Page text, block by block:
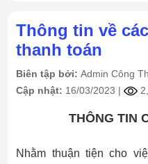
Thông tin về
thanh toán
Biên tập bởi:Admin Công
Cập nhật: 16/03/2023 |
THÔNG TIN
Nhằm thuận tiện cho